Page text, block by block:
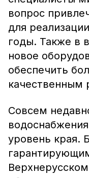
вопрос
для
годы. Также в
новое
обеспечить
качественным
Совсем
уровень края.